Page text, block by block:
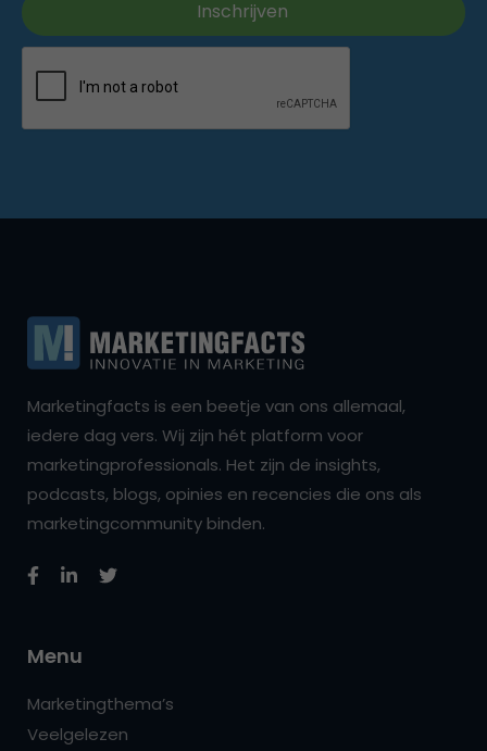
Marketingfacts is een beetje van ons allemaal,
iedere dag vers. Wij zijn hét platform voor
marketingprofessionals. Het zijn de insights,
podcasts, blogs, opinies en recencies die ons als
marketingcommunity binden.
Menu
Marketingthema’s
Veelgelezen